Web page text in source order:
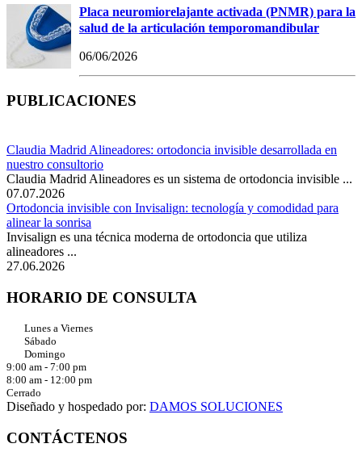
Placa neuromiorelajante activada (PNMR) para la
salud de la articulación temporomandibular
06/06/2026
PUBLICACIONES
Claudia Madrid Alineadores: ortodoncia invisible desarrollada en
nuestro consultorio
Claudia Madrid Alineadores es un sistema de ortodoncia invisible ...
07.07.2026
Ortodoncia invisible con Invisalign: tecnología y comodidad para
alinear la sonrisa
Invisalign es una técnica moderna de ortodoncia que utiliza
alineadores ...
27.06.2026
HORARIO DE CONSULTA
Lunes a Viernes
Sábado
Domingo
9:00 am - 7:00 pm
8:00 am - 12:00 pm
Cerrado
Diseñado y hospedado por: DAMOS SOLUCIONES
CONTÁCTENOS